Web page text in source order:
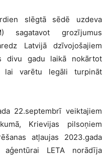
slēgtā sēdē uzdeva
sagatavot grozījumus
Latvijā dzīvojošajiem
divu gadu laikā nokārtot
lai varētu legāli turpināt
22.septembrī veiktajiem
Krievijas pilsoņiem
atļaujas 2023.gada
aģentūrai LETA norādīja